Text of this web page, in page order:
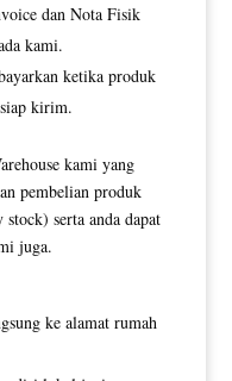
dan Nota Fisik
kami.
ketika produk
siap kirim.
kami yang
pembelian produk
serta anda dapat
juga.
ke alamat rumah